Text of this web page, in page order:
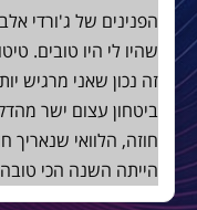
הפנינים של ג'ורדי
שהיו לי היו טובים.
זה נכון שאני מרגיש
ביטחון עצום ישר
חוזה, הלוואי שנאריך
הייתה השנה הכי